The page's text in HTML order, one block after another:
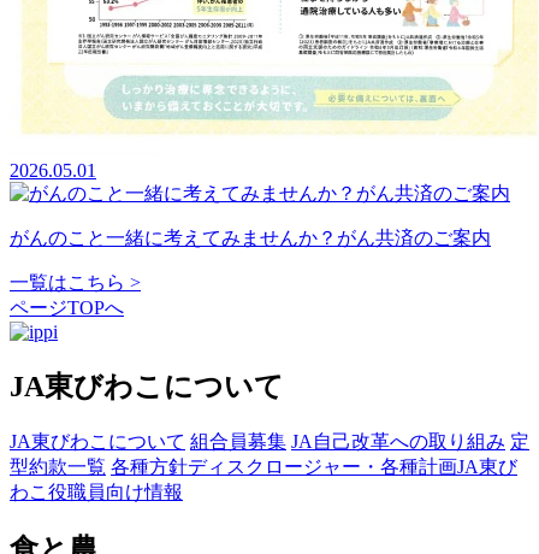
2026.05.01
がんのこと一緒に考えてみませんか？がん共済のご案内
一覧はこちら >
ページTOPへ
JA東びわこについて
JA東びわこについて 組合員募集 JA自己改革への取り組み 定
型約款一覧 各種方針ディスクロージャー・各種計画JA東び
わこ役職員向け情報